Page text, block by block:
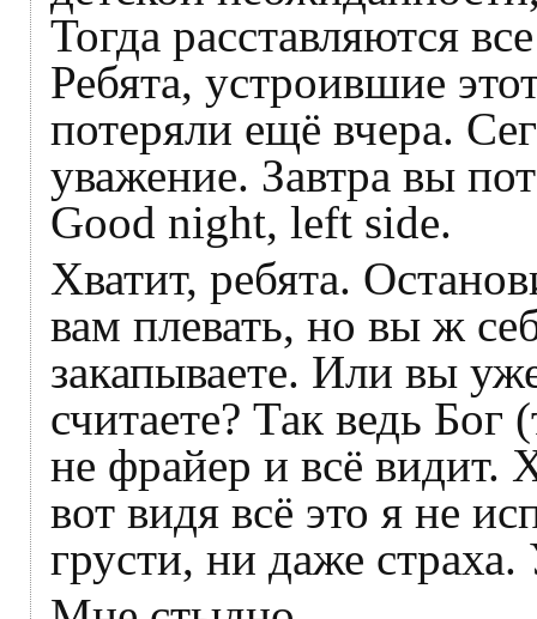
Тогда расставляются
Ребята, устроившие
потеряли ещё вчера.
уважение. Завтра вы
Good night, left side.
Хватит, ребята.
вам плевать, но вы ж
закапываете. Или вы
считаете? Так ведь
не фрайер и всё
вот видя всё это я не
грусти, ни даже